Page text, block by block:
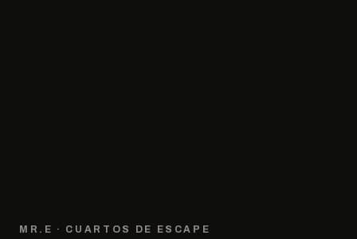
MR.E · CUARTOS DE ESCAPE